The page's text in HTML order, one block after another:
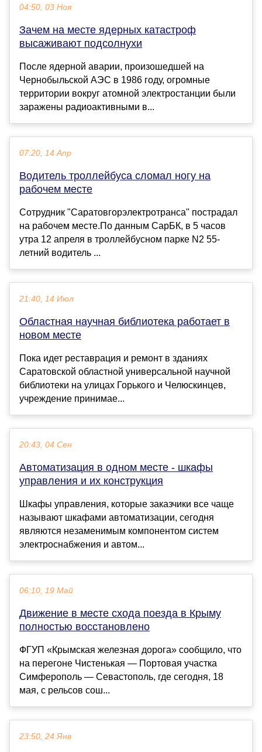
04:50, 03 Ноя
Зачем на месте ядерных катастроф
высаживают подсолнухи
После ядерной аварии, произошедшей на
Чернобыльской АЭС в 1986 году, огромные
территории вокруг атомной электростанции были
заражены радиоактивными в...
07:20, 14 Апр
Водитель троллейбуса сломал ногу на
рабочем месте
Сотрудник "Саратовгорэлектротранса" пострадал
на рабочем месте.По данным СарБК, в 5 часов
утра 12 апреля в троллейбусном парке N2 55-
летний водитель ...
21:40, 14 Июл
Областная научная библиотека работает в
новом месте
Пока идет реставрация и ремонт в зданиях
Саратовской областной универсальной научной
библиотеки на улицах Горького и Челюскинцев,
учреждение принимае...
20:43, 04 Сен
Автоматизация в одном месте - шкафы
управления и их конструкция
Шкафы управления, которые заказчики все чаще
называют шкафами автоматизации, сегодня
являются незаменимым компонентом систем
электроснабжения и автом...
06:10, 19 Май
Движение в месте схода поезда в Крыму
полностью восстановлено
ФГУП «Крымская железная дорога» сообщило, что
на перегоне Чистенькая — Портовая участка
Симферополь — Севастополь, где сегодня, 18
мая, с рельсов сош...
23:50, 24 Янв